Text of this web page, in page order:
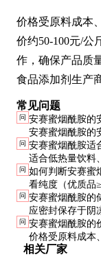
价格受原料成本
价约50-100元/公
作，确保产品质
食品添加剂生产
常见问题
问 安赛蜜烟酰胺的
安赛蜜烟酰胺的
害。但需注意控
问 安赛蜜烟酰胺适
适合低热量饮料
甜度的产品。
问 如何判断安赛蜜
看纯度（优质品
试并查看第三方
问 安赛蜜烟酰胺的
应密封保存于阴
问 安赛蜜烟酰胺的
价格受原料成本
50-100元/公斤。
相关厂家